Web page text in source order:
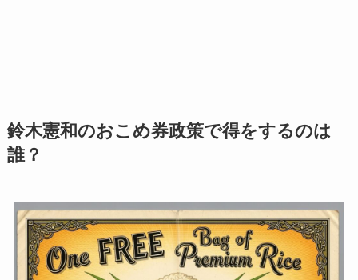
鈴木憲和のおこめ券政策で得をするのは
誰？